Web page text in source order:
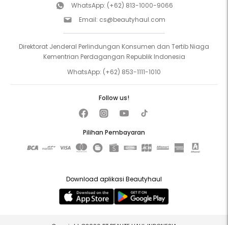
WhatsApp: (+62) 813-1000-9066
Email: cs@beautyhaul.com
Direktorat Jenderal Perlindungan Konsumen dan Tertib Niaga
Kementrian Perdagangan Republik Indonesia
WhatsApp: (+62) 853-1111-1010
Pilihan Pembayaran
Follow us!
Download aplikasi Beautyhaul